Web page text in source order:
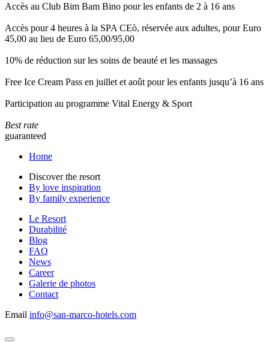
Accès au Club Bim Bam Bino pour les enfants de 2 à 16 ans
Accès pour 4 heures à la SPA CEò, réservée aux adultes, pour Euro
45,00 au lieu de Euro 65,00/95,00
10% de réduction sur les soins de beauté et les massages
Free Ice Cream Pass en juillet et août pour les enfants jusqu’à 16 ans
Participation au programme Vital Energy & Sport
Best rate
guaranteed
Home
Discover the resort
By love inspiration
By family experience
Le Resort
Durabilité
Blog
FAQ
News
Career
Galerie de photos
Contact
Email info@san-marco-hotels.com